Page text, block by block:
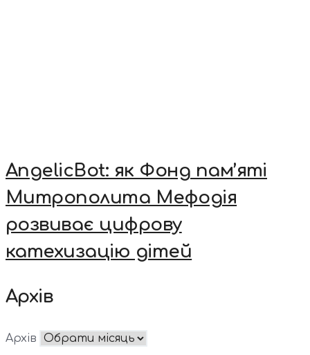
AngelicBot: як Фонд пам’яті
Митрополита Мефодія
розвиває цифрову
катехизацію дітей
Архів
Архів